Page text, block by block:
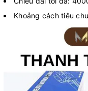
Khoảng cách tiêu